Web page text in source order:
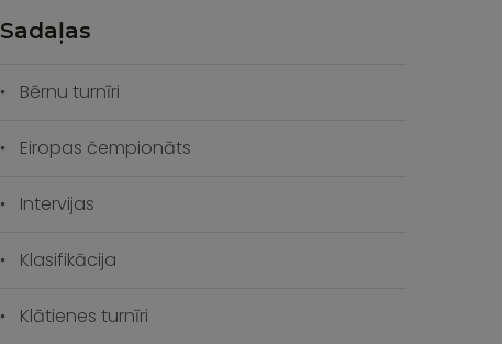
Sadaļas
Bērnu turnīri
Eiropas čempionāts
Intervijas
Klasifikācija
Klātienes turnīri